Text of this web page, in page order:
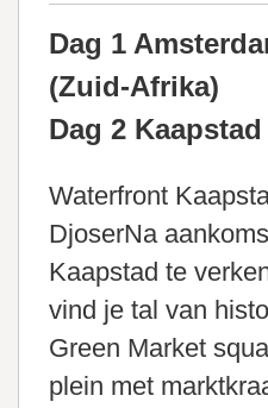
Dag 1
(Zuid-Afrika)
Dag 2 Kaapstad
Waterfront
DjoserNa
Kaapstad te
vind je tal van
Green Market
plein met